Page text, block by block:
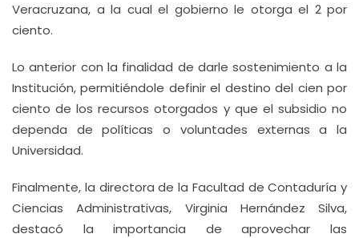
Veracruzana, a la cual el gobierno le otorga el 2 por
ciento.
Lo anterior con la finalidad de darle sostenimiento a la
Institución, permitiéndole definir el destino del cien por
ciento de los recursos otorgados y que el subsidio no
dependa de políticas o voluntades externas a la
Universidad.
Finalmente, la directora de la Facultad de Contaduría y
Ciencias Administrativas, Virginia Hernández Silva,
destacó la importancia de aprovechar las